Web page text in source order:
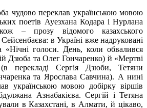
чудово переклав українською мовою
поетів Ауезхана Кодара і Нурлана
– прозу відомого казахського
в Україні вже надруковані
«Нічні голоси. День, коли обвалився
Дзюба та Олег Гончаренко) й «Мертві
перекладі Сергія Дзюби, Тетяни
та Ярослава Савчина). А нині
українською мовою добірку віршів
Азнабакієва. Сергій і Тетяна
в Казахстані, в Алмати, й цікаво,